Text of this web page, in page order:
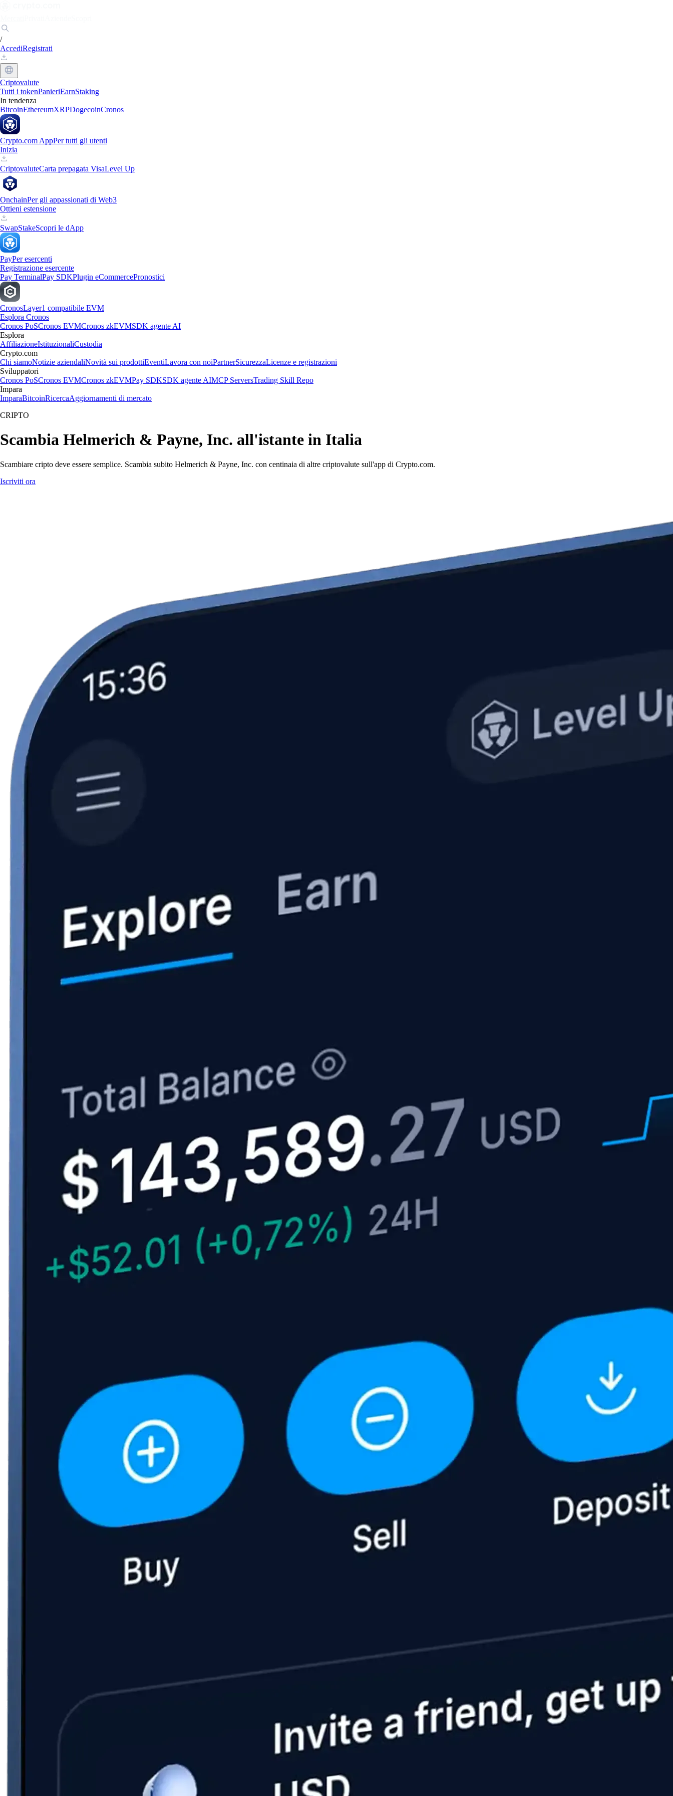
/
AccediRegistrati
Criptovalute
Tutti i tokenPanieriEarnStaking
In tendenza
BitcoinEthereumXRPDogecoinCronos
Crypto.com AppPer tutti gli utenti
Inizia
CriptovaluteCarta prepagata VisaLevel Up
OnchainPer gli appassionati di Web3
Ottieni estensione
SwapStakeScopri le dApp
PayPer esercenti
Registrazione esercente
Pay TerminalPay SDKPlugin eCommercePronostici
CronosLayer1 compatibile EVM
Esplora Cronos
Cronos PoSCronos EVMCronos zkEVMSDK agente AI
Esplora
AffiliazioneIstituzionaliCustodia
Crypto.com
Chi siamoNotizie aziendaliNovità sui prodottiEventiLavora con noiPartnerSicurezzaLicenze e registrazioni
Sviluppatori
Cronos PoSCronos EVMCronos zkEVMPay SDKSDK agente AIMCP ServersTrading Skill Repo
Impara
ImparaBitcoinRicercaAggiornamenti di mercato
CRIPTO
Scambia Helmerich & Payne, Inc. all'istante in Italia
Scambiare cripto deve essere semplice. Scambia subito Helmerich & Payne, Inc. con centinaia di altre criptovalute sull'app di Crypto.com.
Iscriviti ora